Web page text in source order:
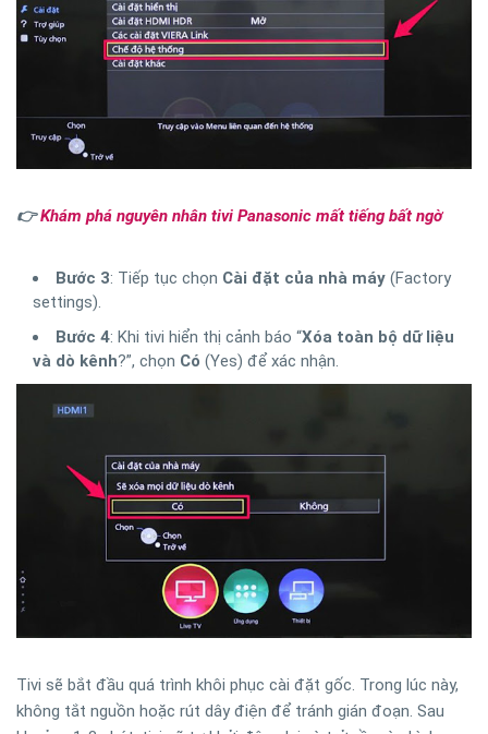
👉Khám phá nguyên nhân tivi Panasonic mất tiếng bất ngờ
Bước 3: Tiếp tục chọn Cài đặt của nhà máy (Factory
settings).
Bước 4: Khi tivi hiển thị cảnh báo “Xóa toàn bộ dữ liệu
và dò kênh?”, chọn Có (Yes) để xác nhận.
Tivi sẽ bắt đầu quá trình khôi phục cài đặt gốc. Trong lúc này,
không tắt nguồn hoặc rút dây điện để tránh gián đoạn. Sau